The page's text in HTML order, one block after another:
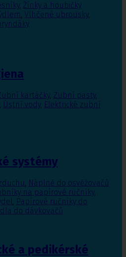
, Žínky a houbičky
, Vlhčené ubrousky,
kartáčky, Zubní pasty,
, Ústní vody, Elektrické zubní
systémy
, Náplně do osvěžovačů
na papírové ručníky,
, Papírové ručníky do
do dávkovačů
a pedikérské